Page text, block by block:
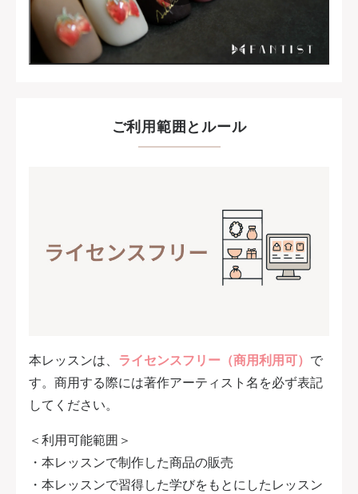
ご利用範囲とルール
本レッスンは、 ライセンスフリー（商用利用可） で
す。商用する際には著作アーティスト名を必ず表記
してください。
＜利用可能範囲＞
・本レッスンで制作した商品の販売
・本レッスンで習得した学びをもとにしたレッスン